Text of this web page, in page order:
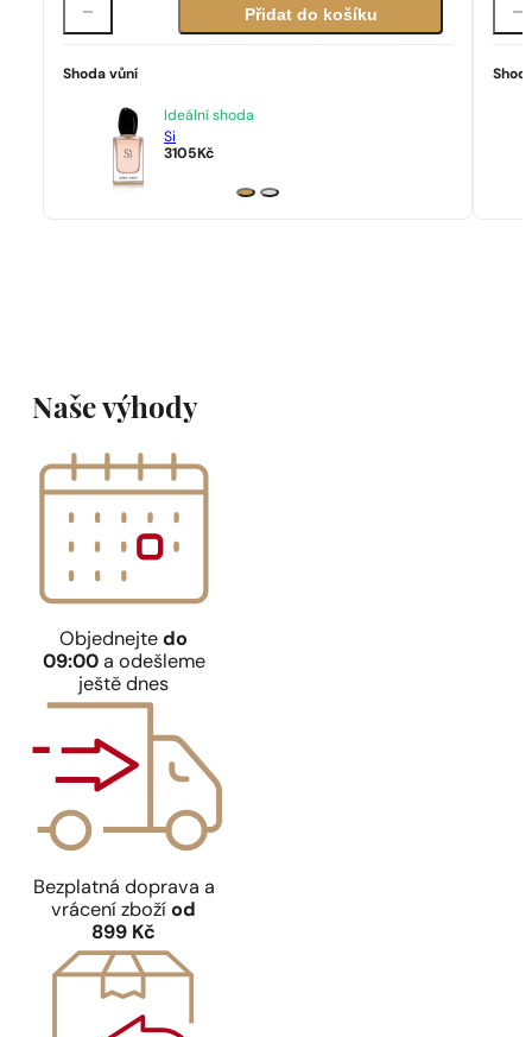
Přidat do košíku
Shoda vůní
Ideální shoda
Si
3105 Kč
Naše výhody
Objednejtedo
09:00a odešleme
ještě dnes
Bezplatná doprava a
vrácení zbožíod
899 Kč